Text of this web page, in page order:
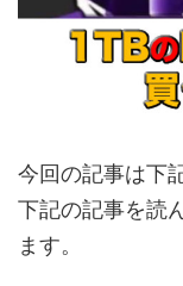
今回の記事は下
下記の記事を読
ます。